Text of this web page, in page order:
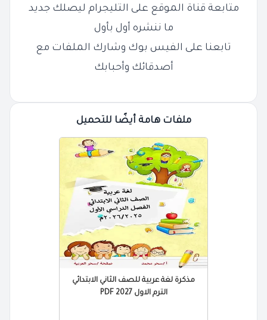
متابعة قناة الموقع على التليجرام ليصلك جديد
ما ننشره أول بأول
تابعنا على الفيس بوك وشارك الملفات مع
أصدقائك وأحبابك
ملفات هامة أيضًا للتحميل
مذكرة لغة عربية للصف الثاني الابتدائي
الترم الاول 2027 PDF